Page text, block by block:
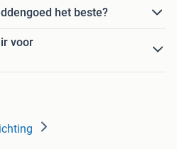
het beste?
voor